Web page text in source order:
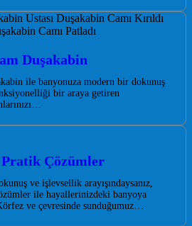
Duşakabin
ile banyonuza modern bir dokunuş
bir araya getiren
Çözümler
ve işlevsellik arayışındaysanız,
ile hayallerinizdeki banyoya
ve çevresinde sunduğumuz…